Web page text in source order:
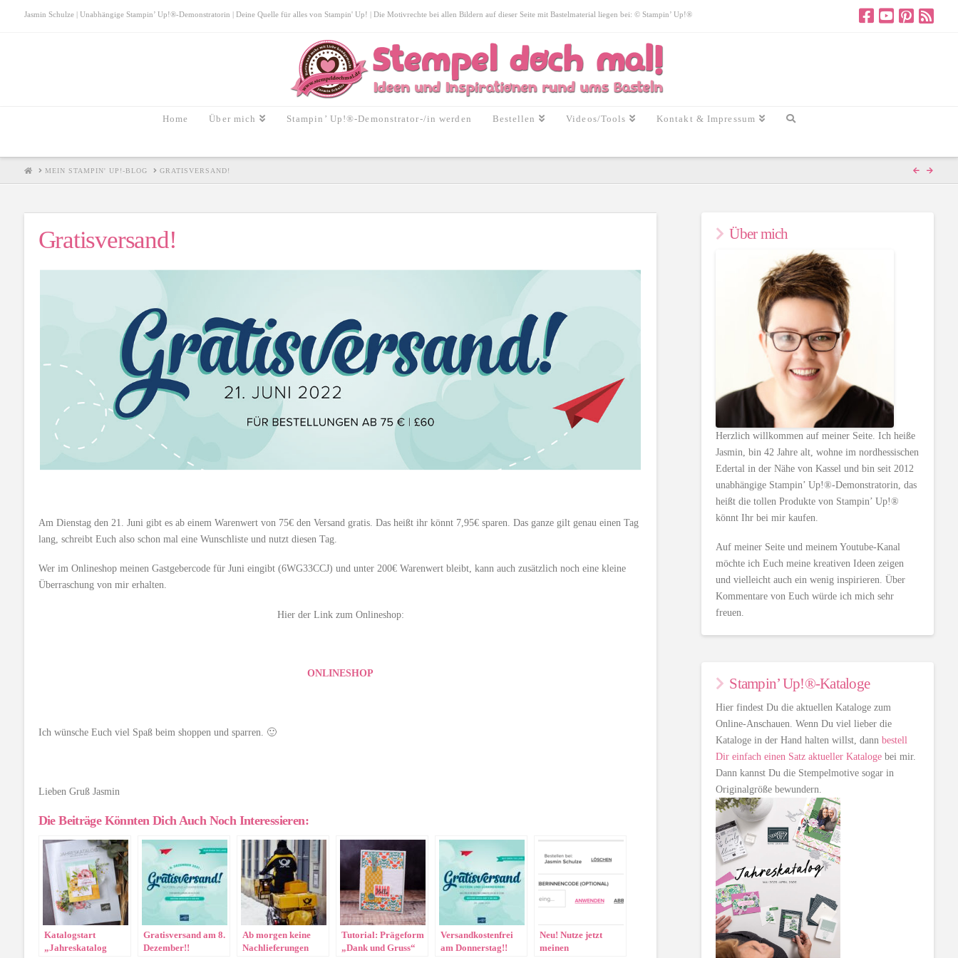
Jasmin Schulze | Unabhängige Stampin’ Up!®-Demonstratorin | Deine Quelle für alles von Stampin' Up! | Die Motivrechte bei allen Bildern auf dieser Seite mit Bastelmaterial liegen bei: © Stampin’ Up!®
Home Über mich Stampin’ Up!®-Demonstrator-/in werden Bestellen Videos/Tools Kontakt & Impressum
HOMEMEIN STAMPIN' UP!-BLOG GRATISVERSAND!
Gratisversand!
Am Dienstag den 21. Juni gibt es ab einem Warenwert von 75€ den Versand gratis. Das heißt ihr könnt 7,95€ sparen. Das ganze gilt genau einen Tag
lang, schreibt Euch also schon mal eine Wunschliste und nutzt diesen Tag.
Wer im Onlineshop meinen Gastgebercode für Juni eingibt (6WG33CCJ) und unter 200€ Warenwert bleibt, kann auch zusätzlich noch eine kleine
Überraschung von mir erhalten.
Hier der Link zum Onlineshop:
ONLINESHOP
Ich wünsche Euch viel Spaß beim shoppen und sparren. 🙂
Lieben Gruß Jasmin
Die Beiträge Könnten Dich Auch Noch Interessieren:
Katalogstart
„Jahreskatalog
Gratisversand am 8.
Dezember!!
Ab morgen keine
Nachlieferungen
Tutorial: Prägeform
„Dank und Gruss“
Versandkostenfrei
am Donnerstag!!
Neu! Nutze jetzt
meinen
Über mich
Herzlich willkommen auf meiner Seite. Ich heiße
Jasmin, bin 42 Jahre alt, wohne im nordhessischen
Edertal in der Nähe von Kassel und bin seit 2012
unabhängige Stampin’ Up!®-Demonstratorin, das
heißt die tollen Produkte von Stampin’ Up!®
könnt Ihr bei mir kaufen.
Auf meiner Seite und meinem Youtube-Kanal
möchte ich Euch meine kreativen Ideen zeigen
und vielleicht auch ein wenig inspirieren. Über
Kommentare von Euch würde ich mich sehr
freuen.
Stampin’ Up!®-Kataloge
Hier findest Du die aktuellen Kataloge zum
Online-Anschauen. Wenn Du viel lieber die
Kataloge in der Hand halten willst, dannbestell
Dir einfach einen Satz aktueller Kataloge bei mir.
Dann kannst Du die Stempelmotive sogar in
Originalgröße bewundern.